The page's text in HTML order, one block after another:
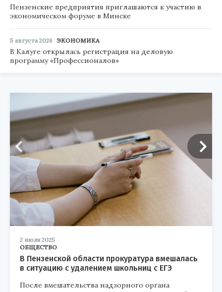
Пензенские предприятия приглашаются к участию в
экономическом форуме в Минске
5 августа 2026 ЭКОНОМИКА
В Калуге открылась регистрация на деловую
программу «Профессионалов»
2 июля 2025
ОБЩЕСТВО
В Пензенской области прокуратура вмешалась
в ситуацию с удалением школьниц с ЕГЭ
После вмешательства надзорного органа